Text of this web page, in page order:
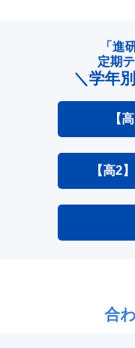
「進
定期
＼学年
【
【高2
合